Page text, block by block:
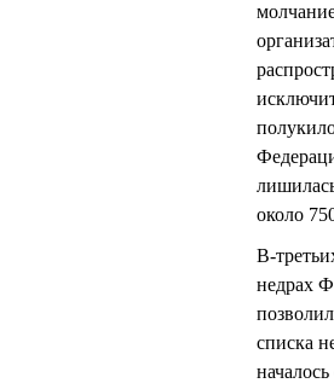
около
В-
недрах
списка